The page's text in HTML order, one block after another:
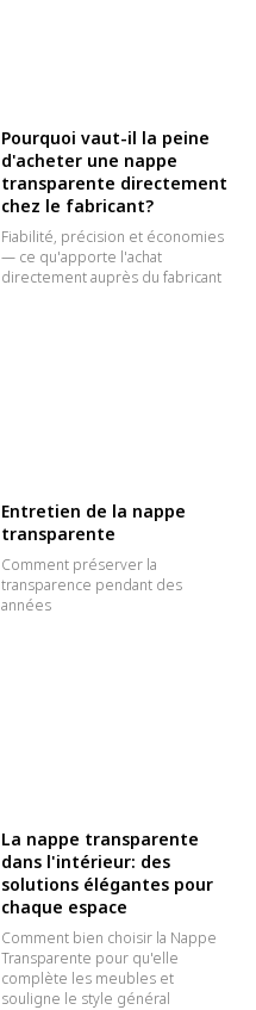
Pourquoi vaut-il la peine
d'acheter une nappe
transparente directement
chez le fabricant?
Fiabilité, précision et économies
— ce qu'apporte l'achat
directement auprès du fabricant
Entretien de la nappe
transparente
Comment préserver la
transparence pendant des
années
La nappe transparente
dans l'intérieur: des
solutions élégantes pour
chaque espace
Comment bien choisir la Nappe
Transparente pour qu'elle
complète les meubles et
souligne le style général